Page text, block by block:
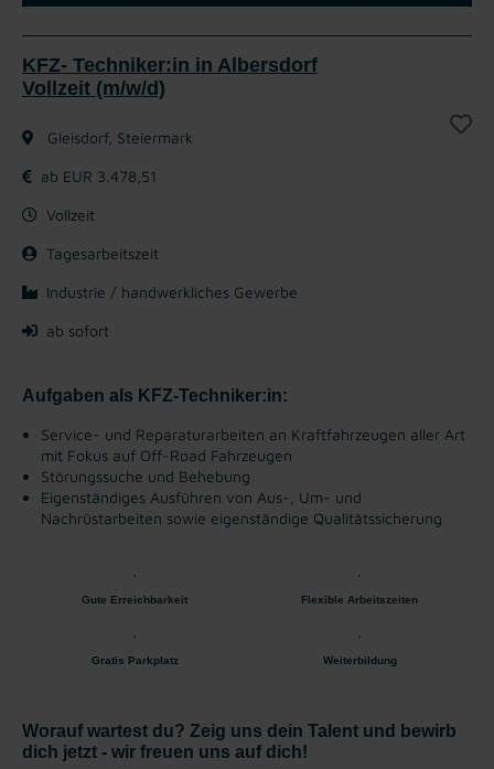
KFZ- Techniker:in in Albersdorf
Vollzeit (m/w/d)
Gleisdorf, Steiermark
ab EUR 3.478,51
Vollzeit
Tagesarbeitszeit
Industrie / handwerkliches Gewerbe
ab sofort
Aufgaben als KFZ-Techniker:in:
Service- und Reparaturarbeiten an Kraftfahrzeugen aller Art
mit Fokus auf Off-Road Fahrzeugen
Störungssuche und Behebung
Eigenständiges Ausführen von Aus-, Um- und
Nachrüstarbeiten sowie eigenständige Qualitätssicherung
Gute Erreichbarkeit Flexible Arbeitszeiten
Gratis Parkplatz Weiterbildung
Worauf wartest du? Zeig uns dein Talent und bewirb
dich jetzt - wir freuen uns auf dich!